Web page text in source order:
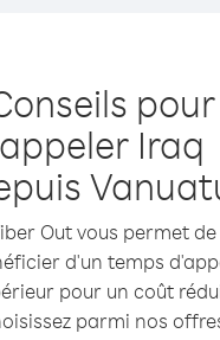
pour
appeler Iraq
Out vous permet de
d'un temps
pour un coût
parmi nos